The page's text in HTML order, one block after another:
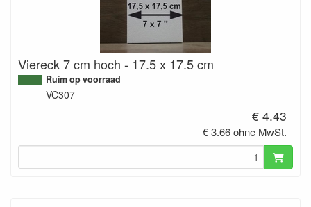
Viereck 7 cm hoch - 17.5 x 17.5 cm
Ruim op voorraad
VC307
€ 4.43
€ 3.66 ohne MwSt.